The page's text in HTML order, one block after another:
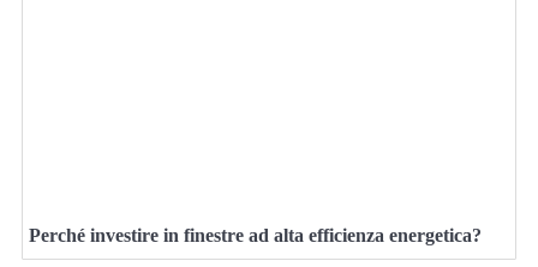
Perché investire in finestre ad alta efficienza energetica?